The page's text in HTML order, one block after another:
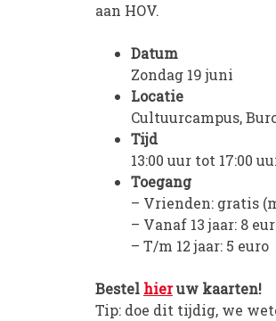
aan HOV.
Datum
Zondag 19 juni
Locatie
Cultuurcampus,
Tijd
13:00 uur tot 17:00
Toegang
– Vrienden: gratis
– Vanaf 13 jaar: 8
– T/m 12 jaar: 5 euro
Bestel hieruw kaarten!
Tip: doe dit tijdig, we